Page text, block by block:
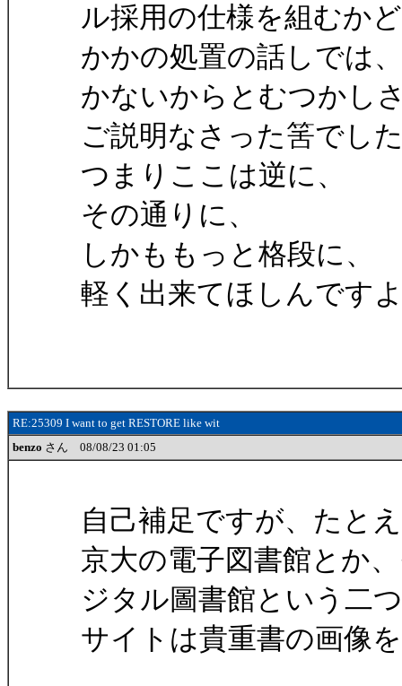
ル採用の仕様を組むか
かかの処置の話しでは
かないからとむつかし
ご説明なさった筈でし
つまりここは逆に、
その通りに、
しかももっと格段に、
軽く出来てほしんです
RE:25309 I want to get RESTORE like wit
benzo さん 08/08/23 01:05
自己補足ですが、たと
京大の電子図書館とか
ジタル圖書館という二
サイトは貴重書の画像